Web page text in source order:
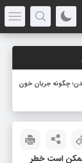
چگونه جریان خون
ممکن است خطر